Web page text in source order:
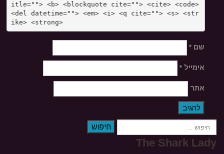
itle=""> <b> <blockquote cite=""> <cite> <code>
<del datetime=""> <em> <i> <q cite=""> <s> <str
ike> <strong>
שם *
אימייל *
אתר
The Shark Lady